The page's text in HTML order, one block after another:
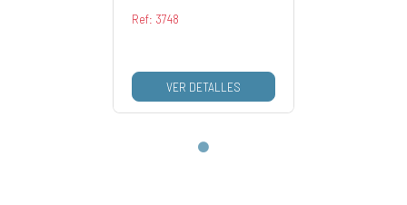
Ref: 3748
VER DETALLES